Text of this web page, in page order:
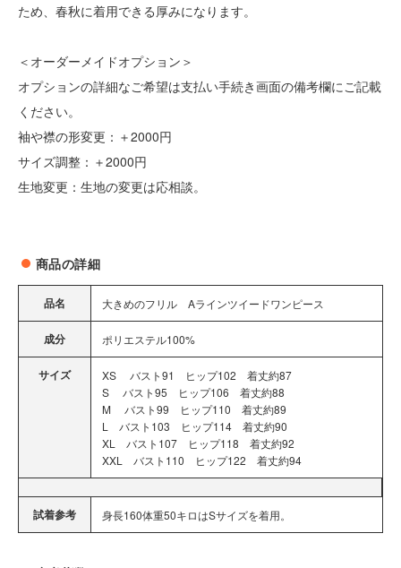
ため、春秋に着用できる厚みになります。
＜オーダーメイドオプション＞
オプションの詳細なご希望は支払い手続き画面の備考欄にご記載
ください。
袖や襟の形変更：＋2000円
サイズ調整：＋2000円
生地変更：生地の変更は応相談。
商品の詳細
品名 大きめのフリル Aラインツイードワンピース
成分 ポリエステル100%
サイズ
XS バスト91 ヒップ102 着丈約87
S バスト95 ヒップ106 着丈約88
M バスト99 ヒップ110 着丈約89
L バスト103 ヒップ114 着丈約90
XL バスト107 ヒップ118 着丈約92
XXL バスト110 ヒップ122 着丈約94
試着参考 身長160体重50キロはSサイズを着用。